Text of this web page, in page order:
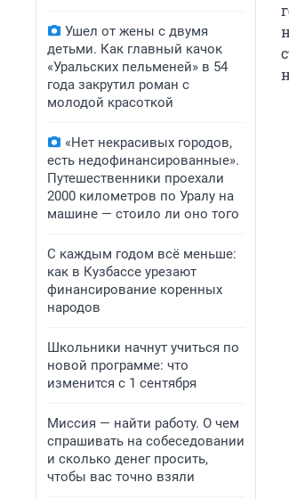
Ушел от жены с двумя
детьми. Как главный качок
«Уральских пельменей» в 54
года закрутил роман с
молодой красоткой
«Нет некрасивых городов,
есть недофинансированные».
Путешественники проехали
2000 километров по Уралу на
машине — стоило ли оно того
С каждым годом всё меньше:
как в Кузбассе урезают
финансирование коренных
народов
Школьники начнут учиться по
новой программе: что
изменится с 1 сентября
Миссия — найти работу. О чем
спрашивать на собеседовании
и сколько денег просить,
чтобы вас точно взяли